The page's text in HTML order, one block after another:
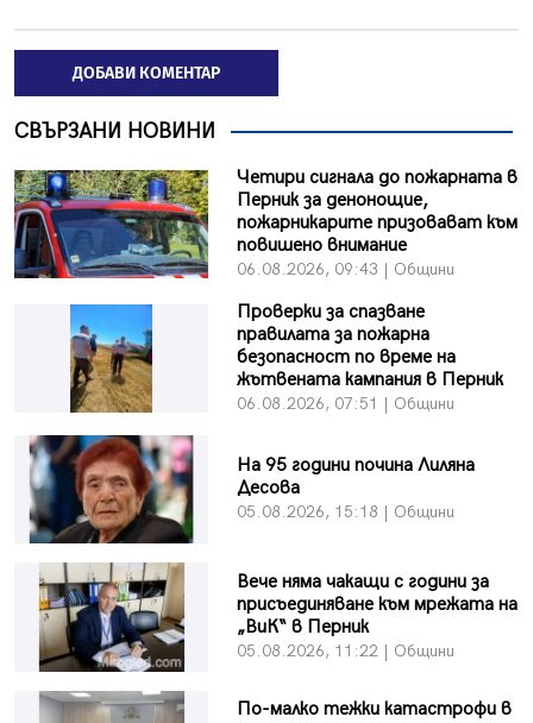
ДОБАВИ КОМЕНТАР
СВЪРЗАНИ НОВИНИ
Четири сигнала до пожарната в
Перник за денонощие,
пожарникарите призовават към
повишено внимание
06.08.2026, 09:43 | Общини
Проверки за спазване
правилата за пожарна
безопасност по време на
жътвената кампания в Перник
06.08.2026, 07:51 | Общини
На 95 години почина Лиляна
Десова
05.08.2026, 15:18 | Общини
Вече няма чакащи с години за
присъединяване към мрежата на
„ВиК“ в Перник
05.08.2026, 11:22 | Общини
По-малко тежки катастрофи в